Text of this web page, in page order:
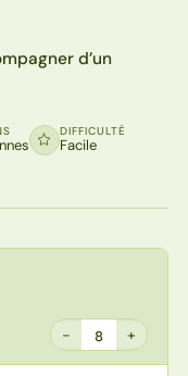
d’un
DIFFICULTÉ
Facile
− 8 +